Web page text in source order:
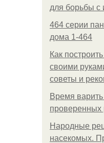
для борьбы с
464 серии
дома 1-464
Как
своими
советы и
Время
проверенных
Народные
насекомых.